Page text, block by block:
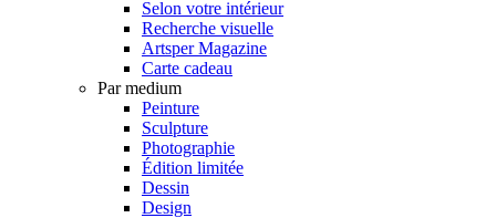
Selon votre intérieur
Recherche visuelle
Artsper Magazine
Carte cadeau
Par medium
Peinture
Sculpture
Photographie
Édition limitée
Dessin
Design